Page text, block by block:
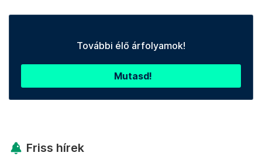
További élő árfolyamok!
Mutasd!
Friss hírek